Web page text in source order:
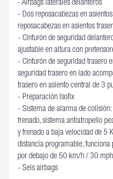
- Airbags laterales delanteros
- Dos reposacabezas en
reposacabezas en asientos
- Cinturón de seguridad
ajustable en altura con
- Cinturón de seguridad trasero
seguridad trasero en lado
trasero en asiento central de 3
- Preparación Isofix
- Sistema de alarma de
frenado, sistema antiatropello
y frenado a baja velocidad de 5
distancia programable,
por debajo de 50 km/h / 30
- Seis airbags